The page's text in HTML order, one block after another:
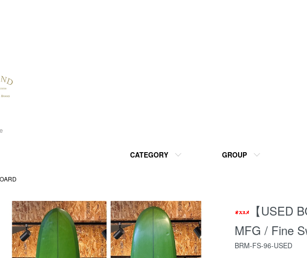
CATEGORY GROUP
【USED
MFG / Fine
BRM-FS-96-USED